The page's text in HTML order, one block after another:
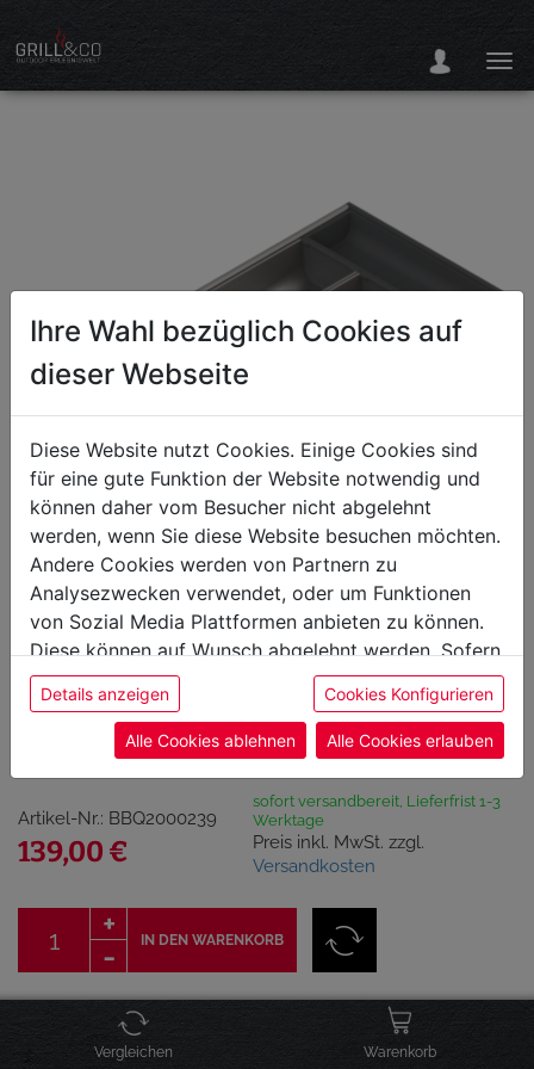
Besteckeinsatz
524x280mm
Artikel-Nr.: BBQ2000239
139,00 €
sofort versandbereit, Lieferfrist 1-3
Werktage
Preis inkl. MwSt. zzgl.
Versandkosten
IN DEN WARENKORB
Click & Collect Verfügbarkeit
Vergleichen Warenkorb
Ihre Wahl bezüglich Cookies auf
dieser Webseite
Diese Website nutzt Cookies. Einige Cookies sind
für eine gute Funktion der Website notwendig und
können daher vom Besucher nicht abgelehnt
werden, wenn Sie diese Website besuchen möchten.
Andere Cookies werden von Partnern zu
Analysezwecken verwendet, oder um Funktionen
von Sozial Media Plattformen anbieten zu können.
Diese können auf Wunsch abgelehnt werden. Sofern
sie unsere Webseite weiter nutzen, geben Sie
Einwilligung zu unseren Cookies.
Details anzeigen Cookies Konfigurieren
Alle Cookies ablehnen Alle Cookies erlauben